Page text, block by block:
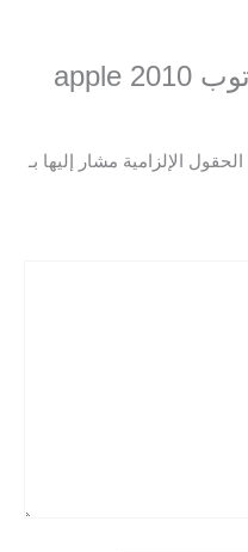
كن أول من يقيم “لاب توب apple 2010
الحقول الإلزامية مشار إليها بـ